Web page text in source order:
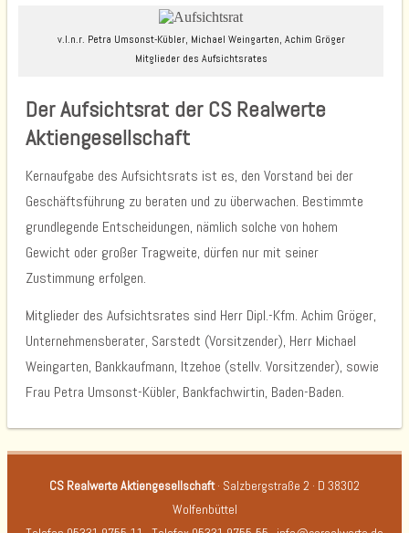
v.l.n.r. Petra Umsonst-Kübler, Michael Weingarten, Achim Gröger
Mitglieder des Aufsichtsrates
Der Aufsichtsrat der CS Realwerte
Aktiengesellschaft
Kernaufgabe des Aufsichtsrats ist es, den Vorstand bei der
Geschäftsführung zu beraten und zu überwachen. Bestimmte
grundlegende Entscheidungen, nämlich solche von hohem
Gewicht oder großer Tragweite, dürfen nur mit seiner
Zustimmung erfolgen.
Mitglieder des Aufsichtsrates sind Herr Dipl.-Kfm. Achim Gröger,
Unternehmensberater, Sarstedt (Vorsitzender), Herr Michael
Weingarten, Bankkaufmann, Itzehoe (stellv. Vorsitzender), sowie
Frau Petra Umsonst-Kübler, Bankfachwirtin, Baden-Baden.
CS Realwerte Aktiengesellschaft· Salzbergstraße 2 · D 38302
Wolfenbüttel